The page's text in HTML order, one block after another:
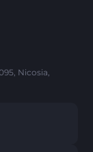
Nicosia,